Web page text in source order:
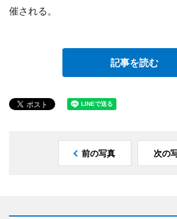
催される。
記事を読む
前の写真 次の